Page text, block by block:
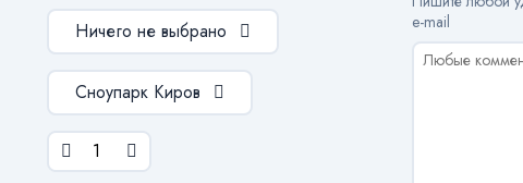
Ничего не выбрано
Сноупарк Киров
e-mail